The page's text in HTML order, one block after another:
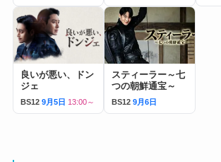
良いが悪い、ドン
ジェ
BS12 9月5日 13:00～
スティーラー～七
つの朝鮮通宝～
BS12 9月6日